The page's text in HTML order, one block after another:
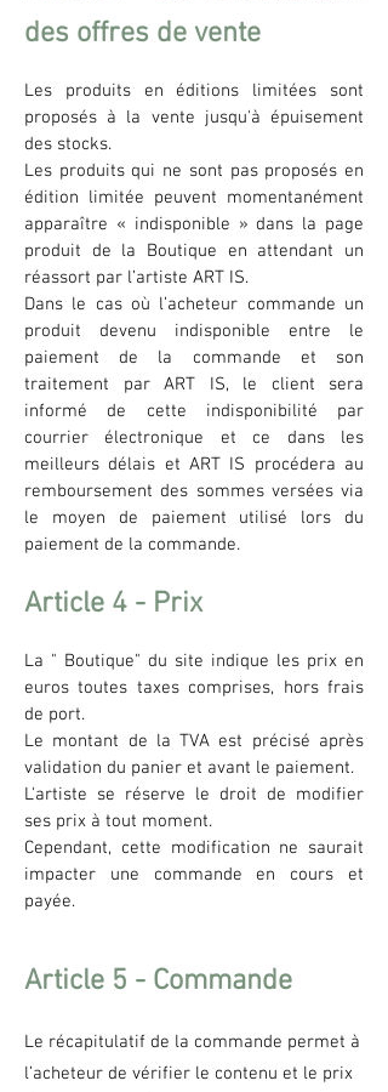
des offres de vente
Les produits en éditions limitées sont
proposés à la vente jusqu'à épuisement
des stocks.
Les produits qui ne sont pas proposés en
édition limitée peuvent momentanément
apparaître « indisponible » dans la page
produit de la Boutique en attendant un
réassort par l’artiste ART IS.
Dans le cas où l’acheteur commande un
produit devenu indisponible entre le
paiement de la commande et son
traitement par ART IS, le client sera
informé de cette indisponibilité par
courrier électronique et ce dans les
meilleurs délais et ART IS procédera au
remboursement des sommes versées via
le moyen de paiement utilisé lors du
paiement de la commande.
Article 4 - Prix
La " Boutique" du site indique les prix en
euros toutes taxes comprises, hors frais
de port.
Le montant de la TVA est précisé après
validation du panier et avant le paiement.
L'artiste se réserve le droit de modifier
ses prix à tout moment.
Cependant, cette modification ne saurait
impacter une commande en cours et
payée.
Article 5 - Commande
Le récapitulatif de la commande permet à
l’acheteur de vérifier le contenu et le prix